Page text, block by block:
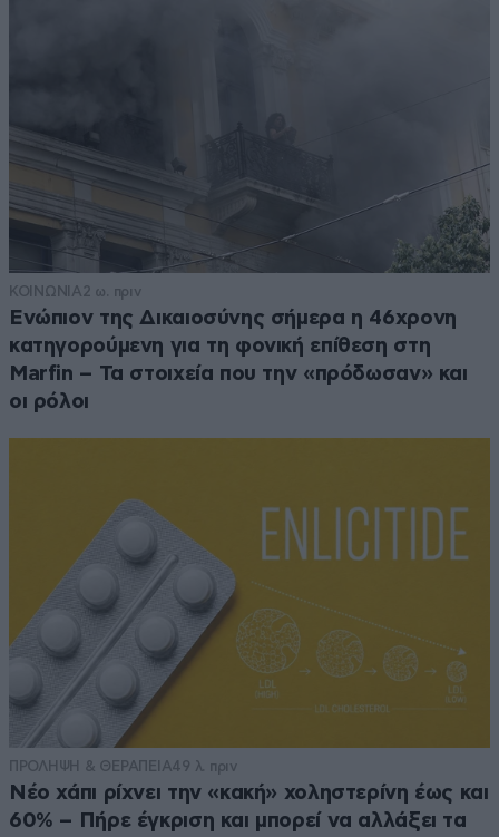
ΚΟΙΝΩΝΙΑ 2 ω. πριν
Ενώπιον της Δικαιοσύνης σήμερα η 46χρονη
κατηγορούμενη για τη φονική επίθεση στη
Marfin – Τα στοιχεία που την «πρόδωσαν» και
οι ρόλοι
ΠΡΟΛΗΨΗ & ΘΕΡΑΠΕΙΑ49 λ. πριν
Νέο χάπι ρίχνει την «κακή» χοληστερίνη έως και
60% – Πήρε έγκριση και μπορεί να αλλάξει τα